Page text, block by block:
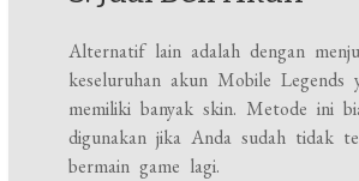
Alternatif lain adalah dengan
keseluruhan akun Mobile Legends
memiliki banyak skin. Metode ini
digunakan jika Anda sudah tidak
bermain game lagi.